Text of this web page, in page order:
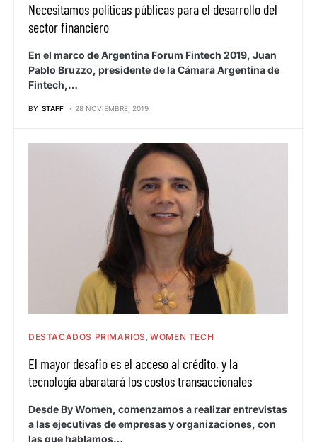
Necesitamos políticas públicas para el desarrollo del
sector financiero
En el marco de Argentina Forum Fintech 2019, Juan
Pablo Bruzzo, presidente de la Cámara Argentina de
Fintech,…
BY STAFF 28 NOVIEMBRE, 2019
DESTACADOS PRIMARIOS WOMEN TECH
El mayor desafio es el acceso al crédito, y la
tecnología abaratará los costos transaccionales
Desde By Women, comenzamos a realizar entrevistas
a las ejecutivas de empresas y organizaciones, con
las que hablamos…